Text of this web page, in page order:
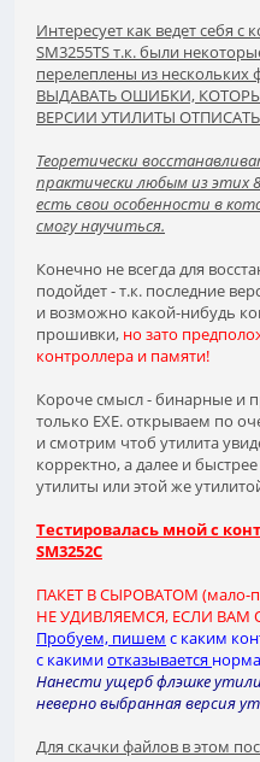
Интересует как ведет себя с
SM3255TS т.к. были
перелеплены из нескольких
ВЫДАВАТЬ ОШИБКИ,
ВЕРСИИ УТИЛИТЫ
Теоретически
практически любым из этих
есть свои особенности в
смогу научиться.
Конечно не всегда для
подойдет - т.к. последние
и возможно какой-нибудь
прошивки, но зато
контроллера и памяти!
Короче смысл - бинарные и
только ЕХЕ. открываем по
и смотрим чтоб утилита
корректно, а далее и
утилиты или этой же
Тестировалась мной с
SM3252C
ПАКЕТ В СЫРОВАТОМ (мало-
НЕ УДИВЛЯЕМСЯ, ЕСЛИ
Пробуем, пишем с каким
с какимиотказывается
Нанести ущерб флэшке
неверно выбранная версия
Для скачки файлов в этом